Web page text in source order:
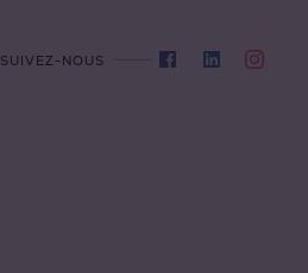
SUIVEZ-NOUS